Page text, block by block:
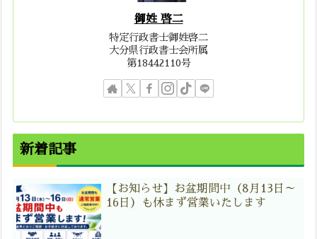
御姓 啓二
特定行政書士御姓啓二
大分県行政書士会所属
第18442110号
新着記事
【お知らせ】お盆期間中（8月13日～
16日）も休まず営業いたします